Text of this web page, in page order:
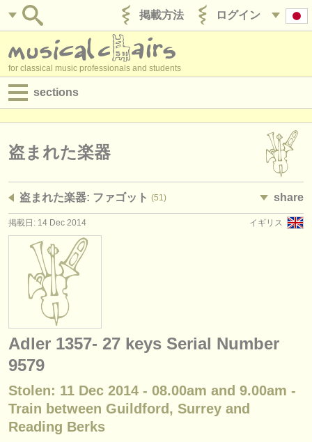
ログイン
掲載方法
for classical music professionals and students
sections
求人情報 (演奏関係の職)
求人情報 (管理者関連の職)
degree courses
講習会
コンクール
楽器の販売
盗まれた楽器
オーケストラ
音楽学校
盗まれた楽器
盗まれた楽器: ファゴット (51) share
イギリス
掲載日: 14 Dec 2014
Adler 1357- 27 keys Serial Number
9579
Stolen: 11 Dec 2014 - 08.00am and 9.00am -
Train between Guildford, Surrey and
Reading Berks